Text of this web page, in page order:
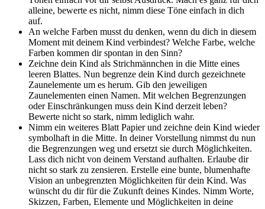
alleine, bewerte es nicht, nimm diese Töne einfach in dich
auf.
An welche Farben musst du denken, wenn du dich in diesem
Moment mit deinem Kind verbindest? Welche Farbe, welche
Farben kommen dir spontan in den Sinn?
Zeichne dein Kind als Strichmännchen in die Mitte eines
leeren Blattes. Nun begrenze dein Kind durch gezeichnete
Zaunelemente um es herum. Gib den jeweiligen
Zaunelementen einen Namen. Mit welchen Begrenzungen
oder Einschränkungen muss dein Kind derzeit leben?
Bewerte nicht so stark, nimm lediglich wahr.
Nimm ein weiteres Blatt Papier und zeichne dein Kind wieder
symbolhaft in die Mitte. In deiner Vorstellung nimmst du nun
die Begrenzungen weg und ersetzt sie durch Möglichkeiten.
Lass dich nicht von deinem Verstand aufhalten. Erlaube dir
nicht so stark zu zensieren. Erstelle eine bunte, blumenhafte
Vision an unbegrenzten Möglichkeiten für dein Kind. Was
wünscht du dir für die Zukunft deines Kindes. Nimm Worte,
Skizzen, Farben, Elemente und Möglichkeiten in deine